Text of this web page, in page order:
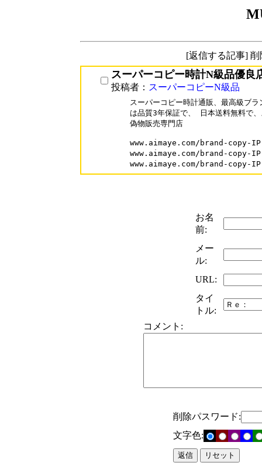
[返信する記事]
スーパーコピー時計N級品優良
投稿者： スーパーコピーN級品
スーパーコピー時計通販、最高級ブ
は品質3年保証で、 日本送料無料で
偽物販売専門店
www.aimaye.com/brand-copy-
www.aimaye.com/brand-copy-
www.aimaye.com/brand-copy-
お名
前:
メー
ル:
URL:
タイ
トル:
コメント:
削除パスワード:
文字色: